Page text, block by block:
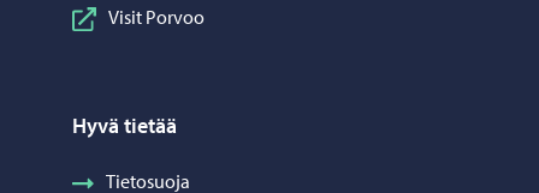
Visit Porvoo
Hyvä tietää
Tietosuoja